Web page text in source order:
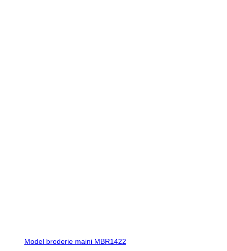
Model broderie maini MBR1422